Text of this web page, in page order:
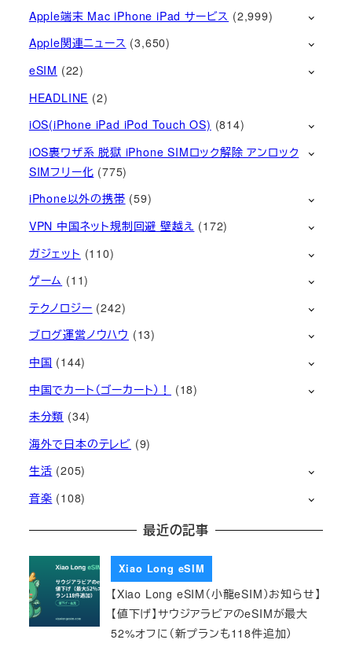
Apple端末 Mac iPhone iPad サービス (2,999)
Apple関連ニュース (3,650)
eSIM (22)
HEADLINE (2)
iOS(iPhone iPad iPod Touch OS) (814)
iOS裏ワザ系 脱獄 iPhone SIMロック解除 アンロック
SIMフリー化 (775)
iPhone以外の携帯 (59)
VPN 中国ネット規制回避 壁越え (172)
ガジェット (110)
ゲーム (11)
テクノロジー (242)
ブログ運営ノウハウ (13)
中国 (144)
中国でカート（ゴーカート）！
(18)
未分類 (34)
海外で日本のテレビ (9)
生活 (205)
音楽 (108)
最近の記事
Xiao Long eSIM
【Xiao Long eSIM（小龍eSIM）お知らせ】
【値下げ】サウジアラビアのeSIMが最大
52%オフに（新プランも118件追加）